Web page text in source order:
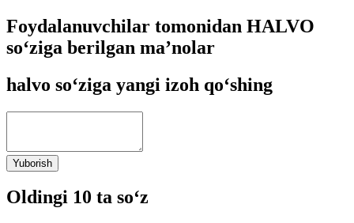
Foydalanuvchilar tomonidan HALVO
so‘ziga berilgan ma’nolar
halvo so‘ziga yangi izoh qo‘shing
Yuborish
Oldingi 10 ta so‘z